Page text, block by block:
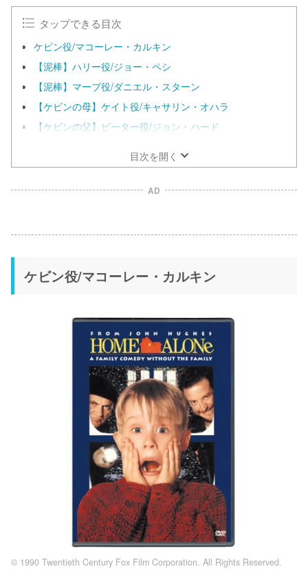
タップできる目次
ケビン役/マコーレー・カルキン
【泥棒】ハリー役/ジョー・ペシ
【泥棒】マーブ役/ダニエル・スターン
【ケビンの母】ケイト役/キャサリン・オハラ
【ケビンの父】ピーター役/ジョン・ハード
目次を開く
AD
ケビン役/マコーレー・カルキン
© 1990 Twentieth Century Fox Film Corporation. All Rights Reserved.